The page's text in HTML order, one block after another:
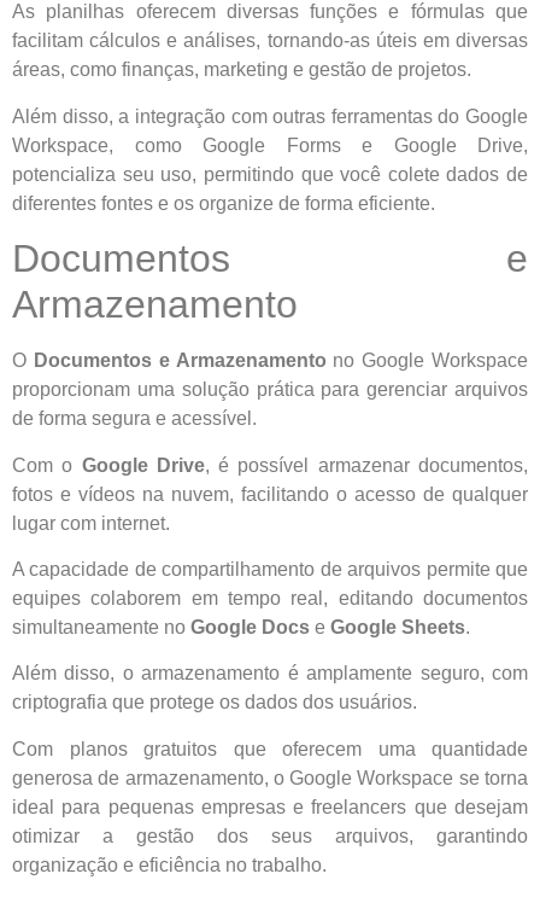
As planilhas oferecem diversas funções e fórmulas que
facilitam cálculos e análises, tornando-as úteis em diversas
áreas, como finanças, marketing e gestão de projetos.
Além disso, a integração com outras ferramentas do Google
Workspace, como Google Forms e Google Drive,
potencializa seu uso, permitindo que você colete dados de
diferentes fontes e os organize de forma eficiente.
Documentos e
Armazenamento
O Documentos e Armazenamento no Google Workspace
proporcionam uma solução prática para gerenciar arquivos
de forma segura e acessível.
Com o Google Drive, é possível armazenar documentos,
fotos e vídeos na nuvem, facilitando o acesso de qualquer
lugar com internet.
A capacidade de compartilhamento de arquivos permite que
equipes colaborem em tempo real, editando documentos
simultaneamente no Google Docs e Google Sheets.
Além disso, o armazenamento é amplamente seguro, com
criptografia que protege os dados dos usuários.
Com planos gratuitos que oferecem uma quantidade
generosa de armazenamento, o Google Workspace se torna
ideal para pequenas empresas e freelancers que desejam
otimizar a gestão dos seus arquivos, garantindo
organização e eficiência no trabalho.